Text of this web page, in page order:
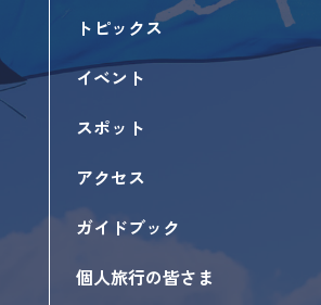
トピックス
イベント
スポット
アクセス
ガイドブック
個人旅行の皆さま